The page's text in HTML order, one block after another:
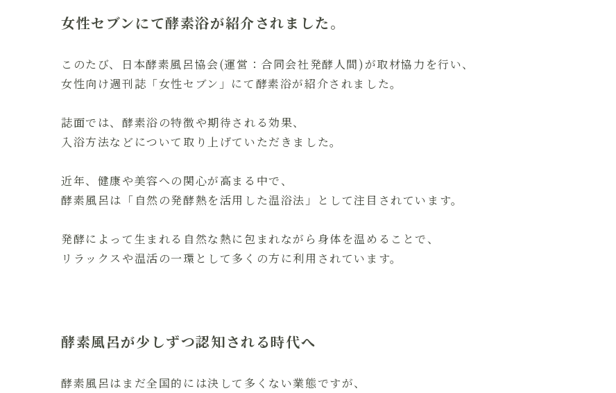
女性セブンにて酵素浴が紹介されました。
このたび、日本酵素風呂協会(運営：合同会社発酵人間)が取材協力を行い、
女性向け週刊誌「女性セブン」にて酵素浴が紹介されました。
誌面では、酵素浴の特徴や期待される効果、
入浴方法などについて取り上げていただきました。
近年、健康や美容への関心が高まる中で、
酵素風呂は「自然の発酵熱を活用した温浴法」として注目されています。
発酵によって生まれる自然な熱に包まれながら身体を温めることで、
リラックスや温活の一環として多くの方に利用されています。
酵素風呂が少しずつ認知される時代へ
酵素風呂はまだ全国的には決して多くない業態ですが、